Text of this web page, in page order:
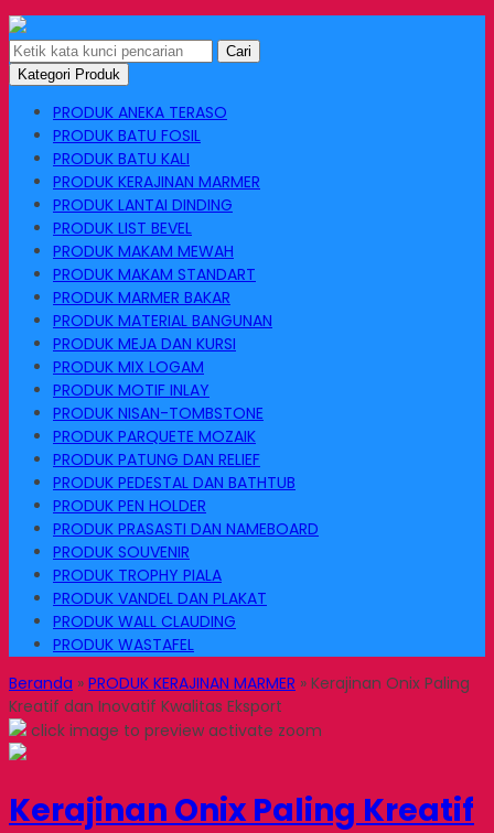
Cari
Kategori Produk
PRODUK ANEKA TERASO
PRODUK BATU FOSIL
PRODUK BATU KALI
PRODUK KERAJINAN MARMER
PRODUK LANTAI DINDING
PRODUK LIST BEVEL
PRODUK MAKAM MEWAH
PRODUK MAKAM STANDART
PRODUK MARMER BAKAR
PRODUK MATERIAL BANGUNAN
PRODUK MEJA DAN KURSI
PRODUK MIX LOGAM
PRODUK MOTIF INLAY
PRODUK NISAN-TOMBSTONE
PRODUK PARQUETE MOZAIK
PRODUK PATUNG DAN RELIEF
PRODUK PEDESTAL DAN BATHTUB
PRODUK PEN HOLDER
PRODUK PRASASTI DAN NAMEBOARD
PRODUK SOUVENIR
PRODUK TROPHY PIALA
PRODUK VANDEL DAN PLAKAT
PRODUK WALL CLAUDING
PRODUK WASTAFEL
Beranda » PRODUK KERAJINAN MARMER » Kerajinan Onix Paling
Kreatif dan Inovatif Kwalitas Eksport
click image to preview activate zoom
Kerajinan Onix Paling Kreatif